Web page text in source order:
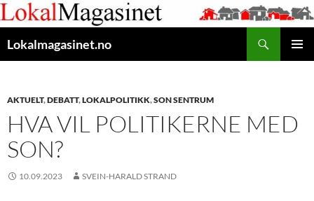
Gå
til
innhaldet
Lokalmagasinet.no
AKTUELT,DEBATT,LOKALPOLITIKK,SON SENTRUM
HVA VIL POLITIKERNE MED
SON?
10.09.2023 SVEIN-HARALD STRAND